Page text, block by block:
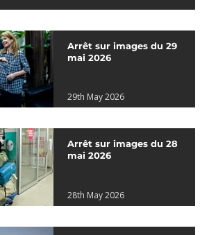
Arrêt sur images du 29
mai 2026
29th May 2026
Arrêt sur images du 28
mai 2026
28th May 2026